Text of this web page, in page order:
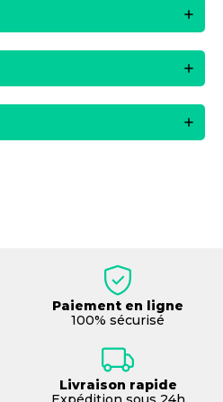
Paiement en ligne
100% sécurisé
Livraison rapide